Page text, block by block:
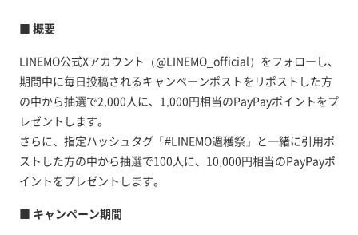
■ 概要
LINEMO公式Xアカウント（@LINEMO_official）をフォローし、
期間中に毎日投稿されるキャンペーンポストをリポストした方
の中から抽選で2,000人に、1,000円相当のPayPayポイントをプ
レゼントします。
さらに、指定ハッシュタグ「#LINEMO週穫祭」と一緒に引用ポ
ストした方の中から抽選で100人に、10,000円相当のPayPayポ
イントをプレゼントします。
■ キャンペーン期間